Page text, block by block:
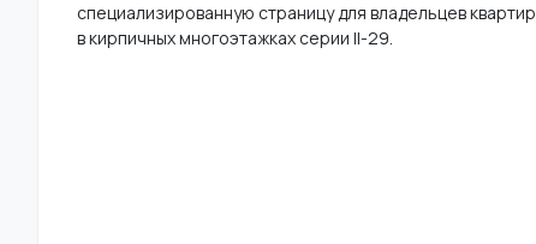
специализированную страницу для владельцев квартир
в кирпичных многоэтажках серии II-29.